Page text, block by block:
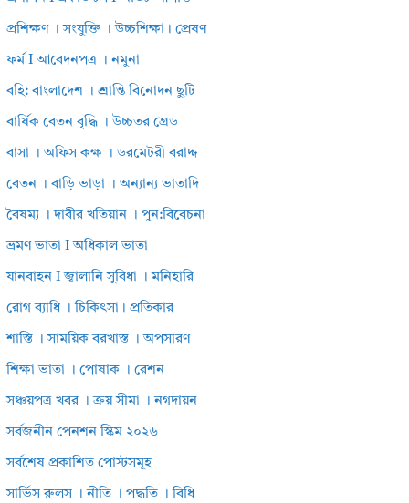
প্রশিক্ষণ । সংযুক্তি । উচ্চশিক্ষা। প্রেষণ
ফর্ম I আবেদনপত্র । নমুনা
বহি: বাংলাদেশ । শ্রান্তি বিনোদন ছুটি
বার্ষিক বেতন বৃদ্ধি । উচ্চতর গ্রেড
বাসা । অফিস কক্ষ । ডরমেটরী বরাদ্দ
বেতন । বাড়ি ভাড়া । অন্যান্য ভাতাদি
বৈষম্য । দাবীর খতিয়ান । পুন:বিবেচনা
ভ্রমণ ভাতা I অধিকাল ভাতা
যানবাহন I জ্বালানি সুবিধা । মনিহারি
রোগ ব্যাধি । চিকিৎসা। প্রতিকার
শাস্তি । সাময়িক বরখাস্ত । অপসারণ
শিক্ষা ভাতা । পোষাক । রেশন
সঞ্চয়পত্র খবর । ক্রয় সীমা । নগদায়ন
সর্বজনীন পেনশন স্কিম ২০২৬
সর্বশেষ প্রকাশিত পোস্টসমূহ
সার্ভিস রুলস । নীতি । পদ্ধতি । বিধি